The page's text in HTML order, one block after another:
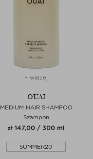
+ więcej
OUAI
MEDIUM HAIR SHAMPOO
Szampon
zł 147,00 / 300 ml
SUMMER20